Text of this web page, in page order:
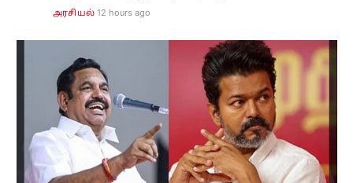
அரசியல் 12 hours ago